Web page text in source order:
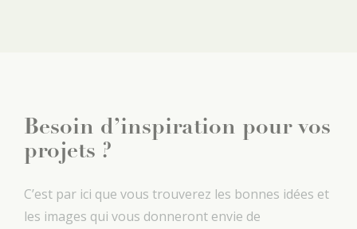
Besoin d’inspiration pour vos
projets ?
C’est par ici que vous trouverez les bonnes idées et
les images qui vous donneront envie de